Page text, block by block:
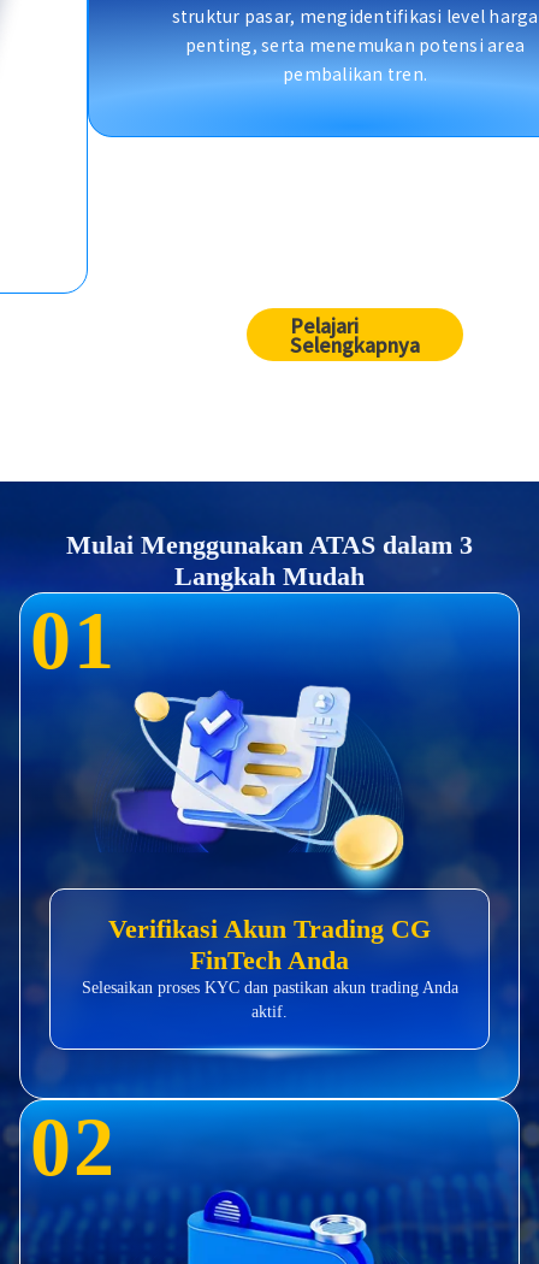
struktur pasar, mengidentifikasi level harga
penting, serta menemukan potensi area
pembalikan tren.
Pelajari
Selengkapnya
Mulai Menggunakan ATAS dalam 3
Langkah Mudah
01
Verifikasi Akun Trading CG
FinTech Anda
Selesaikan proses KYC dan pastikan akun trading Anda
aktif.
02